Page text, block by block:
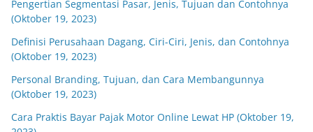
Pengertian Segmentasi Pasar, Jenis, Tujuan dan Contohnya
(Oktober 19, 2023)
Definisi Perusahaan Dagang, Ciri-Ciri, Jenis, dan Contohnya
(Oktober 19, 2023)
Personal Branding, Tujuan, dan Cara Membangunnya
(Oktober 19, 2023)
Cara Praktis Bayar Pajak Motor Online Lewat HP (Oktober 19,